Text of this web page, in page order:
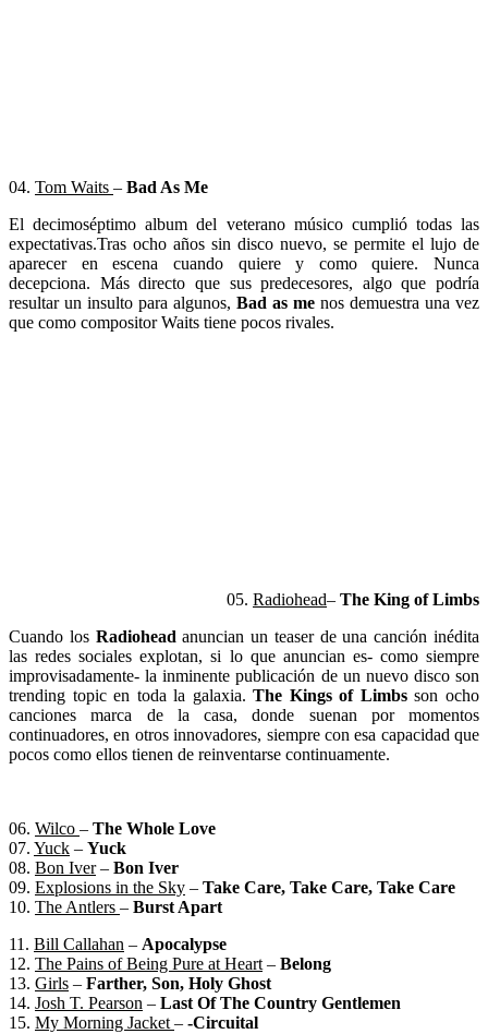
04. Tom Waits – Bad As Me
El decimoséptimo album del veterano músico cumplió todas las
expectativas.Tras ocho años sin disco nuevo, se permite el lujo de
aparecer en escena cuando quiere y como quiere. Nunca
decepciona. Más directo que sus predecesores, algo que podría
resultar un insulto para algunos, Bad as me nos demuestra una vez
que como compositor Waits tiene pocos rivales.
05. Radiohead– The King of Limbs
Cuando los Radiohead anuncian un teaser de una canción inédita
las redes sociales explotan, si lo que anuncian es- como siempre
improvisadamente- la inminente publicación de un nuevo disco son
trending topic en toda la galaxia.The Kings of Limbsson ocho
canciones marca de la casa, donde suenan por momentos
continuadores, en otros innovadores, siempre con esa capacidad que
pocos como ellos tienen de reinventarse continuamente.
06. Wilco – The Whole Love
07. Yuck – Yuck
08. Bon Iver– Bon Iver
09. Explosions in the Sky – Take Care, Take Care, Take Care
10. The Antlers – Burst Apart
11. Bill Callahan – Apocalypse
12. The Pains of Being Pure at Heart – Belong
13. Girls – Farther, Son, Holy Ghost
14. Josh T. Pearson – Last Of The Country Gentlemen
15. My Morning Jacket – -Circuital